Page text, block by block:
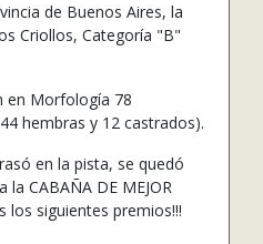
de Buenos Aires, la
Criollos, Categoría "B"
en Morfología 78
hembras y 12 castrados).
en la pista, se quedó
CABAÑA DE MEJOR
los siguientes premios!!!